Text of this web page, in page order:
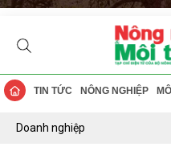
TIN TỨC NÔNG NGHIỆP
Doanh nghiệp